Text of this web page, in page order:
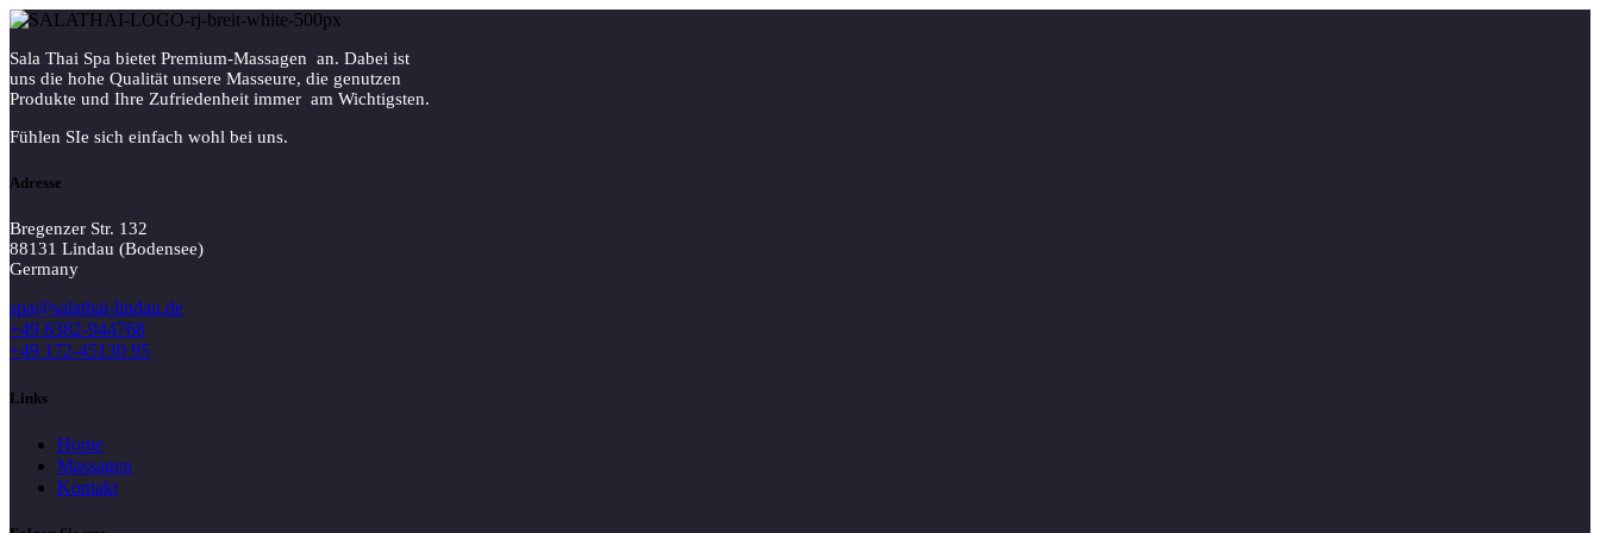
Sala Thai Spa bietet Premium-Massagen an. Dabei ist
uns die hohe Qualität unsere Masseure, die genutzen
Produkte und Ihre Zufriedenheit immer am Wichtigsten.
Fühlen SIe sich einfach wohl bei uns.
Adresse
Bregenzer Str. 132
88131 Lindau (Bodensee)
Germany
spa@salathai-lindau.de
+49 8382-944768
+49 172-45130 95
Links
Home
Massagen
Kontakt